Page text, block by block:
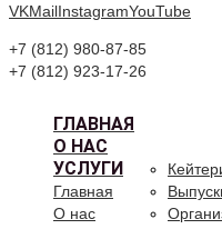
VKMailInstagramYouTube
+7 (812) 980-87-85
+7 (812) 923-17-26
ГЛАВНАЯ
О НАС
УСЛУГИ
Главная
О нас